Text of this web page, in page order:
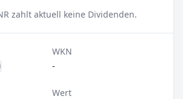
zahlt aktuell keine Dividenden.
WKN
-
Wert